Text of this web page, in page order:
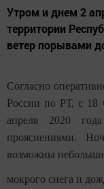
Утром и днем 2
территории
ветер порывами
Согласно
России по РТ, с 18
апреля 2020
прояснениями.
возможны
мокрого снега и